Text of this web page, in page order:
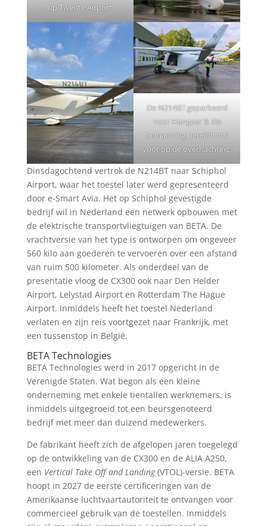
op Twente Airport
De N214BT geparkeerd
voor Hangaar 9. De
bemanning bereidt zich
voor op de overnachting.
Dinsdagochtend vertrok de N214BT naar Schiphol
Airport, waar het toestel later werd gepresenteerd
door e-Smart Avia. Het op Schiphol gevestigde
bedrijf wil in Nederland een netwerk opbouwen met
de elektrische transportvliegtuigen van BETA. De
vrachtversie van het type is ontworpen om ongeveer
560 kilo aan goederen te vervoeren over een afstand
van ruim 500 kilometer. Als onderdeel van de
presentatie vloog de CX300 ook naar Den Helder
Airport, Lelystad Airport en Rotterdam The Hague
Airport. Inmiddels heeft het toestel Nederland
verlaten en zijn reis voortgezet naar Frankrijk, met
een tussenstop in België.
BETA Technologies
BETA Technologies werd in 2017 opgericht in de
Verenigde Staten. Wat begon als een kleine
onderneming met enkele tientallen werknemers, is
inmiddels uitgegroeid tot een beursgenoteerd
bedrijf met meer dan duizend medewerkers.
De fabrikant heeft zich de afgelopen jaren toegelegd
op de ontwikkeling van de CX300 en de ALIA A250,
een Vertical Take Off and Landing(VTOL)-versie. BETA
hoopt in 2027 de eerste certificeringen van de
Amerikaanse luchtvaartautoriteit te ontvangen voor
commercieel gebruik van de toestellen. Inmiddels